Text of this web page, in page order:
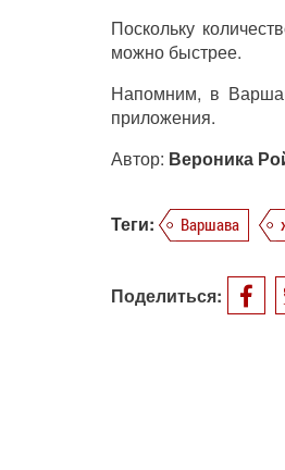
Поскольку
можно быстрее.
Напомним, в
приложения.
Автор: Вероника
Теги: Варшава
Поделиться: